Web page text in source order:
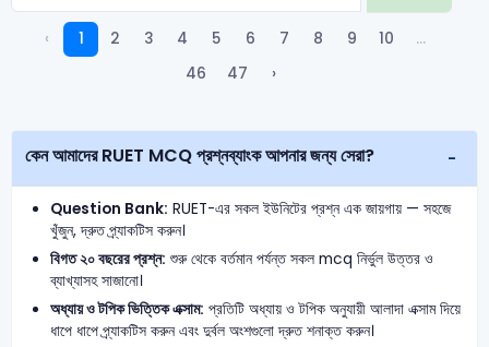
‹ 1 2 3 4 5 6 7 8 9 10
...
46
47 ›
কেন আমাদের RUET MCQ প্রশ্নব্যাংক আপনার জন্য সেরা?
Question Bank: RUET-এর সকল ইউনিটের প্রশ্ন এক জায়গায় — সহজে
খুঁজুন, দ্রুত প্র্যাকটিস করুন।
বিগত ২০ বছরের প্রশ্ন: শুরু থেকে বর্তমান পর্যন্ত সকল mcq নির্ভুল উত্তর ও
ব্যাখ্যাসহ সাজানো।
অধ্যায় ও টপিক ভিত্তিক এক্সাম: প্রতিটি অধ্যায় ও টপিক অনুযায়ী আলাদা এক্সাম দিয়ে
ধাপে ধাপে প্র্যাকটিস করুন এবং দুর্বল অংশগুলো দ্রুত শনাক্ত করুন।